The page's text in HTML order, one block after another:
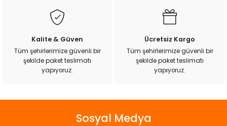
Kalite & Güven
Tüm şehirlerimize güvenli bir
şekilde paket teslimatı
yapıyoruz.
Ücretsiz Kargo
Tüm şehirlerimize güvenli bir
şekilde paket teslimatı
yapıyoruz.
Sosyal Medya